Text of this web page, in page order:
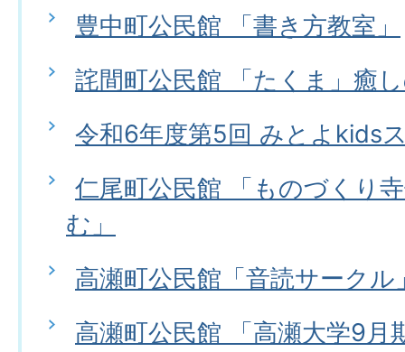
豊中町公民館 「書き方教室」
詫間町公民館 「たくま」癒
令和6年度第5回 みとよkids
仁尾町公民館 「ものづくり
む」
高瀬町公民館「音読サークル
高瀬町公民館 「高瀬大学9月